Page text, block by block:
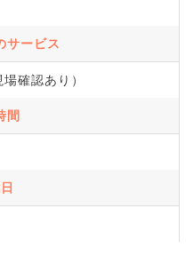
サービス
確認あり）
間